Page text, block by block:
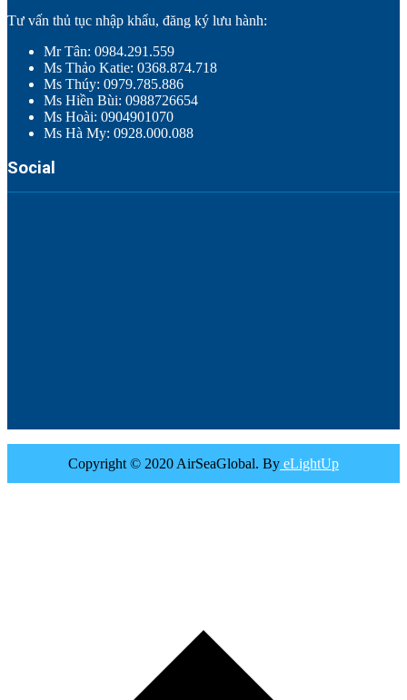
Tư vấn thủ tục nhập khẩu, đăng ký lưu hành:
Mr Tân: 0984.291.559
Ms Thảo Katie: 0368.874.718
Ms Thúy: 0979.785.886
Ms Hiền Bùi: 0988726654
Ms Hoài: 0904901070
Ms Hà My: 0928.000.088
Social
Copyright © 2020 AirSeaGlobal. By eLightUp